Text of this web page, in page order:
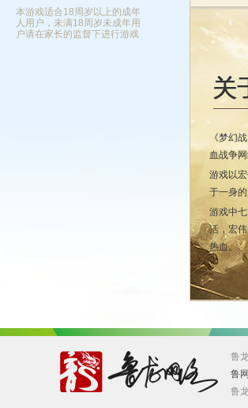
本游戏适合18周岁以上的成年
人用户，未满18周岁未成年用
户请在家长的监督下进行游戏
《梦幻
血战争网
游戏以
于一身
游戏中
活，宏
热血。
鲁
鲁
鲁